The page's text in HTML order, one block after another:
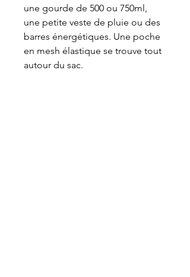
une gourde de 500 ou 750ml,
une petite veste de pluie ou des
barres énergétiques. Une poche
en mesh élastique se trouve tout
autour du sac.